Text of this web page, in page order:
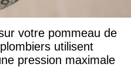
votre pommeau de
utilisent
pression maximale